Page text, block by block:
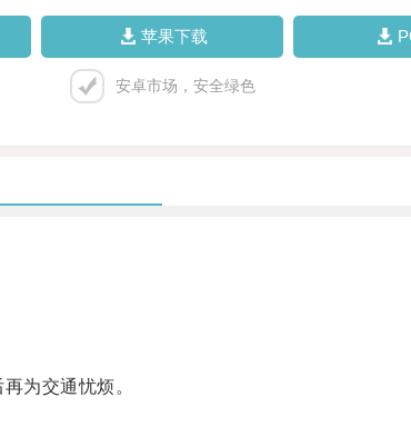
苹果下载
安卓市场，安全绿色
为交通忧烦。